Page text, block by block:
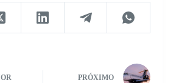
PRÓXIMO